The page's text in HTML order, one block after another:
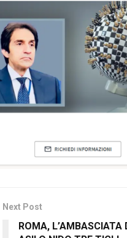
Next Post
ROMA, L’AMBASCIATA